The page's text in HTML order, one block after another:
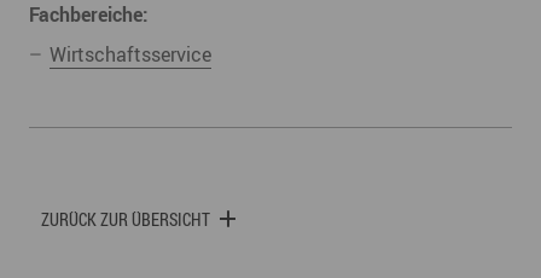
Fachbereiche:
Wirtschaftsservice
ZURÜCK ZUR ÜBERSICHT